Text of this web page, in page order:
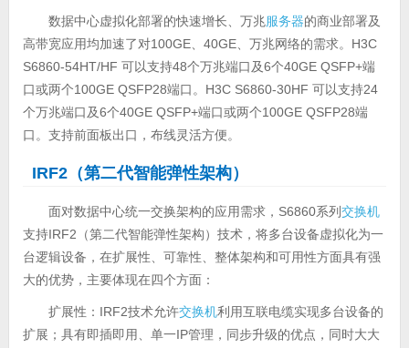
数据中心虚拟化部署的快速增长、万兆服务器的商业部署及
高带宽应用均加速了对100GE、40GE、万兆网络的需求。H3C
S6860-54HT/HF 可以支持48个万兆端口及6个40GE QSFP+端
口或两个100GE QSFP28端口。H3C S6860-30HF 可以支持24
个万兆端口及6个40GE QSFP+端口或两个100GE QSFP28端
口。支持前面板出口，布线灵活方便。
IRF2（第二代智能弹性架构）
面对数据中心统一交换架构的应用需求，S6860系列交换机
支持IRF2（第二代智能弹性架构）技术，将多台设备虚拟化为一
台逻辑设备，在扩展性、可靠性、整体架构和可用性方面具有强
大的优势，主要体现在四个方面：
扩展性：IRF2技术允许交换机利用互联电缆实现多台设备的
扩展；具有即插即用、单一IP管理，同步升级的优点，同时大大